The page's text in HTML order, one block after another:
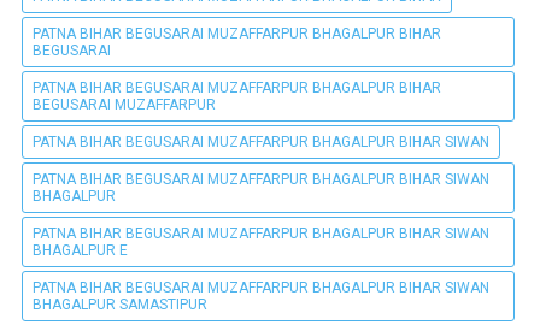
PATNA BIHAR BEGUSARAI MUZAFFARPUR BHAGALPUR BIHAR
BEGUSARAI
PATNA BIHAR BEGUSARAI MUZAFFARPUR BHAGALPUR BIHAR
BEGUSARAI MUZAFFARPUR
PATNA BIHAR BEGUSARAI MUZAFFARPUR BHAGALPUR BIHAR SIWAN
PATNA BIHAR BEGUSARAI MUZAFFARPUR BHAGALPUR BIHAR SIWAN
BHAGALPUR
PATNA BIHAR BEGUSARAI MUZAFFARPUR BHAGALPUR BIHAR SIWAN
BHAGALPUR E
PATNA BIHAR BEGUSARAI MUZAFFARPUR BHAGALPUR BIHAR SIWAN
BHAGALPUR SAMASTIPUR